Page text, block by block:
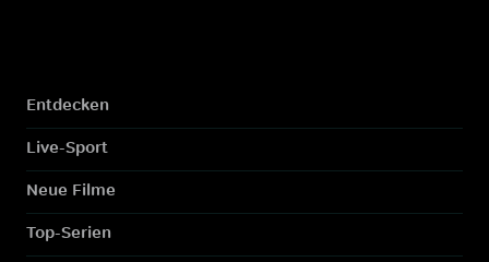
Entdecken
Live-Sport
Neue Filme
Top-Serien